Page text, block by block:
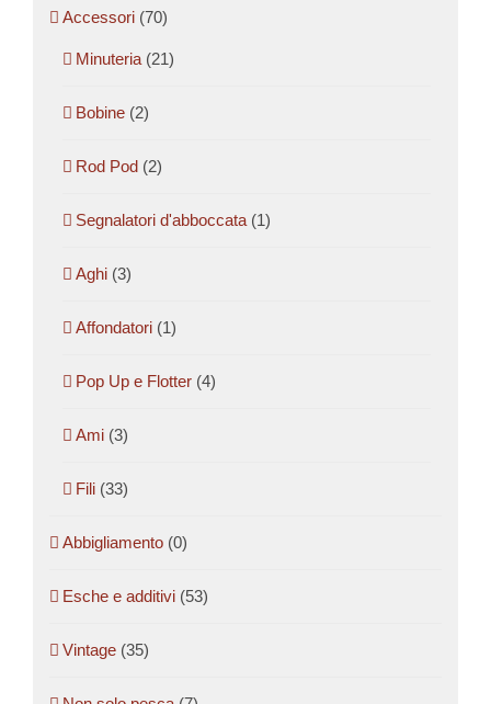
Accessori (70)
Minuteria (21)
Bobine (2)
Rod Pod (2)
Segnalatori d'abboccata (1)
Aghi (3)
Affondatori (1)
Pop Up e Flotter (4)
Ami (3)
Fili (33)
Abbigliamento (0)
Esche e additivi (53)
Vintage (35)